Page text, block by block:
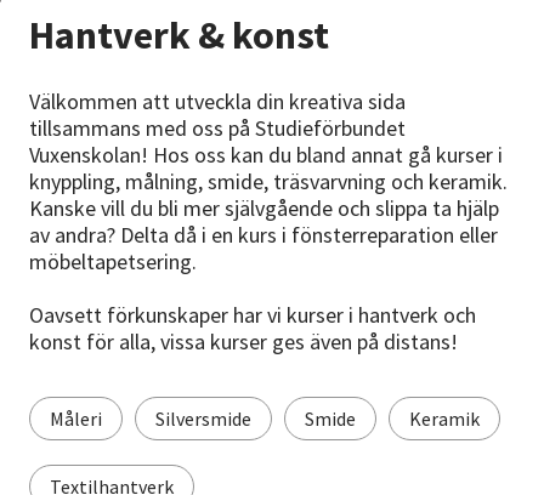
Nyheter
Avdelningar
Lyssna
Hantverk & konst
Välkommen att utveckla din kreativa sida
tillsammans med oss på Studieförbundet
Vuxenskolan! Hos oss kan du bland annat gå kurser i
knyppling, målning, smide, träsvarvning och keramik.
Kanske vill du bli mer självgående och slippa ta hjälp
av andra? Delta då i en kurs i fönsterreparation eller
möbeltapetsering.
Oavsett förkunskaper har vi kurser i hantverk och
konst för alla, vissa kurser ges även på distans!
Måleri Silversmide Smide Keramik
Textilhantverk